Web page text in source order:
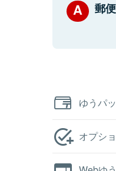
郵
ゆうパ
オプシ